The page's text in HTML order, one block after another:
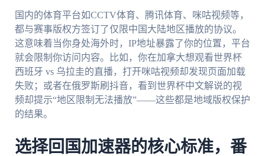
国内的体育平台如CCTV体育、腾讯体育、咪咕视频等，
都与赛事版权方签订了仅限中国大陆地区播放的协议。
这意味着当你身处海外时，IP地址暴露了你的位置，平台
就会限制你访问内容。比如，你在加拿大想观看世界杯
西班牙 vs 乌拉圭的直播，打开咪咕视频却发现页面加载
失败；或者在俄罗斯刷抖音，看到世界杯中文解说的视
频却提示“地区限制无法播放”——这些都是地域版权保护
的结果。
选择回国加速器的核心标准，番